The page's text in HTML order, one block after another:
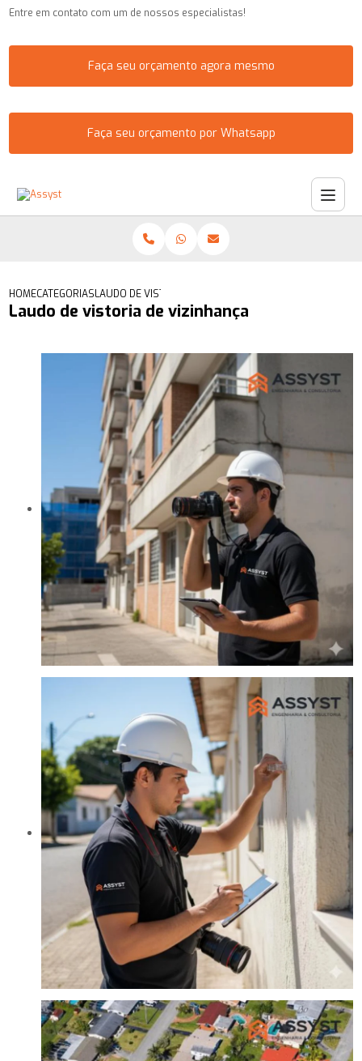
Entre em contato com um de nossos especialistas!
Faça seu orçamento agora mesmo
Faça seu orçamento por Whatsapp
HOMECATEGORIASLAUDO DE VISTORIA DE VIZINHANÇA
Laudo de vistoria de vizinhança